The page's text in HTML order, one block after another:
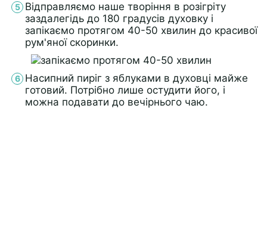
Відправляємо наше творіння в розігріту
заздалегідь до 180 градусів духовку і
запікаємо протягом 40-50 хвилин до красивої
рум'яної скоринки.
Насипний пиріг з яблуками в духовці майже
готовий. Потрібно лише остудити його, і
можна подавати до вечірнього чаю.